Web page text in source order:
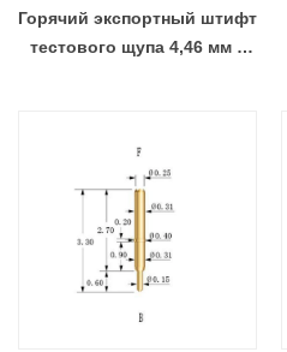
Горячий экспортный штифт
тестового щупа 4,46 мм с